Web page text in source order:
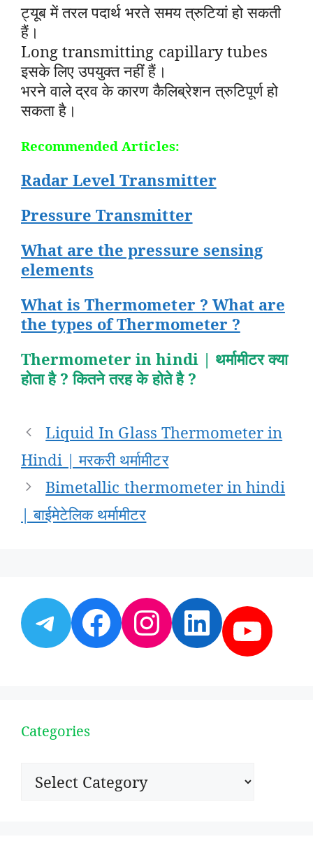
ट्यूब में तरल पदार्थ भरते समय त्रुटियां हो सकती
हैं।
Long transmitting capillary tubes
इसके लिए उपयुक्त नहीं हैं।
भरने वाले द्रव के कारण कैलिब्रेशन त्रुटिपूर्ण हो
सकता है।
Recommended Articles:
Radar Level Transmitter
Pressure Transmitter
What are the pressure sensing
elements
What is Thermometer ? What are
the types of Thermometer ?
Thermometer in hindi | थर्मामीटर क्या
होता है ? कितने तरह के होते है ?
Post
navigation
Liquid In Glass Thermometer in
Hindi | मरकरी थर्मामीटर
Bimetallic thermometer in hindi
| बाईमेटेलिक थर्मामीटर
Telegram
Facebook
Instagram
Categories
Categories